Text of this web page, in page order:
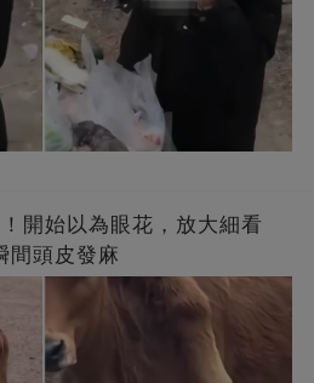
開始以為眼花，放大細看
間頭皮發麻